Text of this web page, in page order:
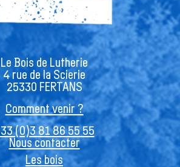
Le Bois de Lutherie
4 rue de la Scierie
25330 FERTANS
Comment venir ?
(0)3 81 86 55 55
Nous contacter
Les bois